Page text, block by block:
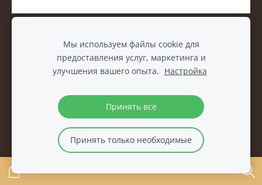
10,5 Дж SDS-max 54 В, 2x9,0 Ач, аккумулятор.
€992.00
Мы используем файлы cookie для
предоставления услуг, маркетинга и
улучшения вашего опыта. Настройка
Принять все
Принять только необходимые